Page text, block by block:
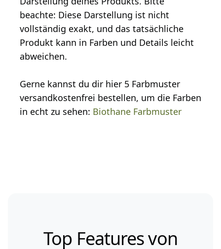
beachte: Diese Darstellung ist nicht
vollständig exakt, und das tatsächliche
Produkt kann in Farben und Details leicht
abweichen.
Gerne kannst du dir hier 5 Farbmuster
versandkostenfrei bestellen, um die Farben
in echt zu sehen: Biothane Farbmuster
Top Features von